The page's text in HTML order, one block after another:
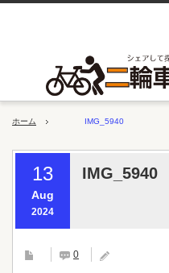
ホーム IMG_5940
13
Aug
2024
IMG_5940
0